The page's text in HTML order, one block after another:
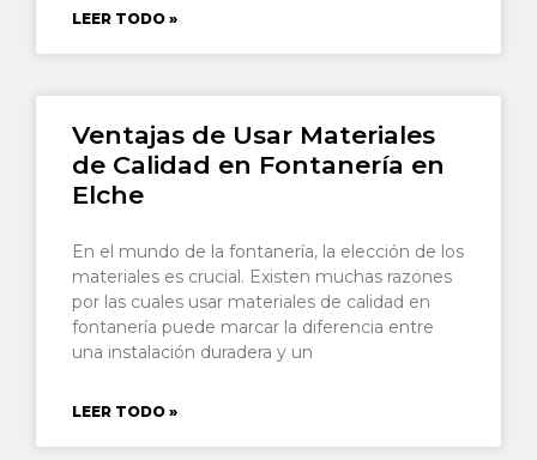
LEER TODO »
Ventajas de Usar Materiales
de Calidad en Fontanería en
Elche
En el mundo de la fontanería, la elección de los
materiales es crucial. Existen muchas razones
por las cuales usar materiales de calidad en
fontanería puede marcar la diferencia entre
una instalación duradera y un
LEER TODO »